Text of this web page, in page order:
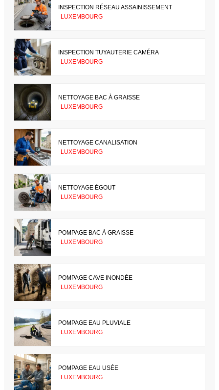
INSPECTION RÉSEAU ASSAINISSEMENT
LUXEMBOURG
INSPECTION TUYAUTERIE CAMÉRA
LUXEMBOURG
NETTOYAGE BAC À GRAISSE
LUXEMBOURG
NETTOYAGE CANALISATION
LUXEMBOURG
NETTOYAGE ÉGOUT
LUXEMBOURG
POMPAGE BAC À GRAISSE
LUXEMBOURG
POMPAGE CAVE INONDÉE
LUXEMBOURG
POMPAGE EAU PLUVIALE
LUXEMBOURG
POMPAGE EAU USÉE
LUXEMBOURG